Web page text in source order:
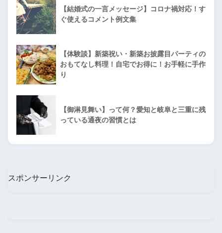
【結婚式の一言メッセージ】コロナ禍対応！す
ぐ使えるコメント例文集
【体験談】新築祝い・新築お披露目パーティの
おもてなし料理！自宅でお得に！お手軽に手作
り
【御淋見舞い】って何？愛知と岐阜と三重に残
っている通夜の習慣とは
スポンサーリンク